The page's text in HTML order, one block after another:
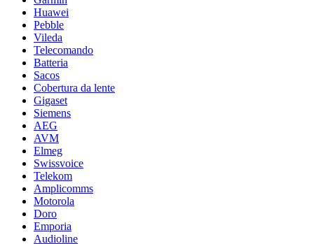
Huawei
Pebble
Vileda
Telecomando
Batteria
Sacos
Cobertura da lente
Gigaset
Siemens
AEG
AVM
Elmeg
Swissvoice
Telekom
Amplicomms
Motorola
Doro
Emporia
Audioline